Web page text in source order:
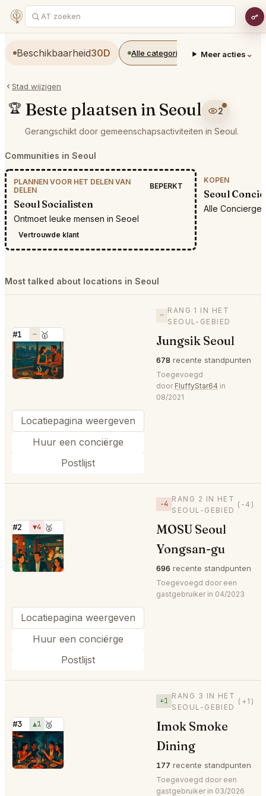
Beschikbaarheid30D Alle categorieën Restaurants
Meer acties ⌄
Stad wijzigen
🏆 Beste plaatsen in Seoul
2
Gerangschikt door gemeenschapsactiviteiten in Seoul.
Communities in Seoul
PLANNEN VOOR HET DELEN VAN
DELEN
BEPERKT
Seoul Socialisten
Ontmoet leuke mensen in Seoel
Vertrouwde klant
KOPEN
Seoul
Alle
Most talked about locations in Seoul
#1 — 🥇
⭐
—
RANG 1 IN HET
SEOUL-GEBIED
Jungsik Seoul
678 recente standpunten
Toegevoegd
door FluffyStar64 in
08/2021
Locatiepagina weergeven
Huur een conciërge
Postlijst
#2 ▼4 🥈
⭐
−4
RANG 2 IN HET
SEOUL-GEBIED
(-4)
MOSU Seoul
Yongsan-gu
696 recente standpunten
Toegevoegd door een
gastgebruiker in 04/2023
Locatiepagina weergeven
Huur een conciërge
Postlijst
#3 ▲1 🥉
⭐
+1
RANG 3 IN HET
SEOUL-GEBIED
(+1)
Imok Smoke
Dining
177 recente standpunten
Toegevoegd door een
gastgebruiker in 03/2026